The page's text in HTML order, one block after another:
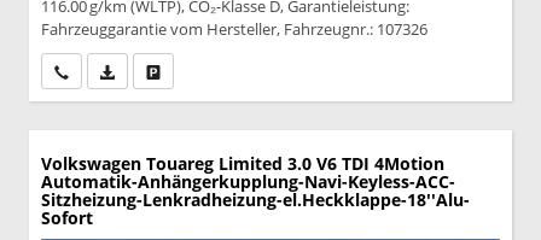
116.00 g/km (WLTP), CO₂-Klasse D, Garantieleistung:
Fahrzeuggarantie vom Hersteller, Fahrzeugnr.: 107326
Wir rufen Sie anPDF-Datei, Fahrzeugexposé drucken
Volkswagen Touareg Limited 3.0 V6 TDI 4Motion
Automatik-Anhängerkupplung-Navi-Keyless-ACC-
Sitzheizung-Lenkradheizung-el.Heckklappe-18''Alu-
Sofort